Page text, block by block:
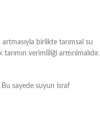
birlikte tarımsal su
verimliliği arttırılmalıdır.
sayede suyun israf